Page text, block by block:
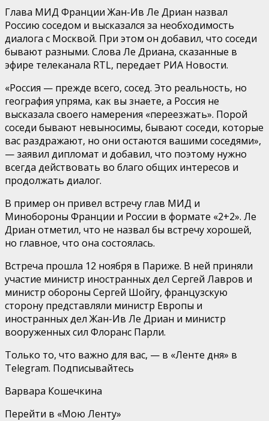
Глава МИД Франции Жан-Ив Ле Дриан назвал
Россию соседом и высказался за необходимость
диалога с Москвой. При этом он добавил, что соседи
бывают разными. Слова Ле Дриана, сказанные в
эфире телеканала RTL, передает РИА Новости.
«Россия — прежде всего, сосед. Это реальность, но
география упряма, как вы знаете, а Россия не
высказала своего намерения «переезжать». Порой
соседи бывают невыносимы, бывают соседи, которые
вас раздражают, но они остаются вашими соседями»,
— заявил дипломат и добавил, что поэтому нужно
всегда действовать во благо общих интересов и
продолжать диалог.
В пример он привел встречу глав МИД и
Минобороны Франции и России в формате «2+2». Ле
Дриан отметил, что не назвал бы встречу хорошей,
но главное, что она состоялась.
Встреча прошла 12 ноября в Париже. В ней приняли
участие министр иностранных дел Сергей Лавров и
министр обороны Сергей Шойгу, французскую
сторону представляли министр Европы и
иностранных дел Жан-Ив Ле Дриан и министр
вооруженных сил Флоранс Парли.
Только то, что важно для вас, — в «Ленте дня» в
Telegram. Подписывайтесь
Варвара Кошечкина
Перейти в «Мою Ленту»